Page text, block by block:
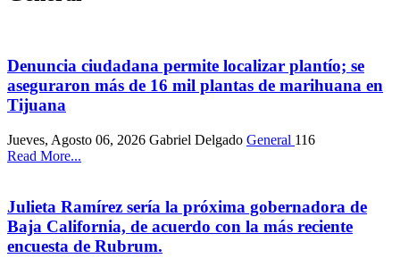
Denuncia ciudadana permite localizar plantío; se
aseguraron más de 16 mil plantas de marihuana en
Tijuana
Jueves, Agosto 06, 2026 Gabriel Delgado General 116
Read More...
Julieta Ramírez sería la próxima gobernadora de
Baja California, de acuerdo con la más reciente
encuesta de Rubrum.